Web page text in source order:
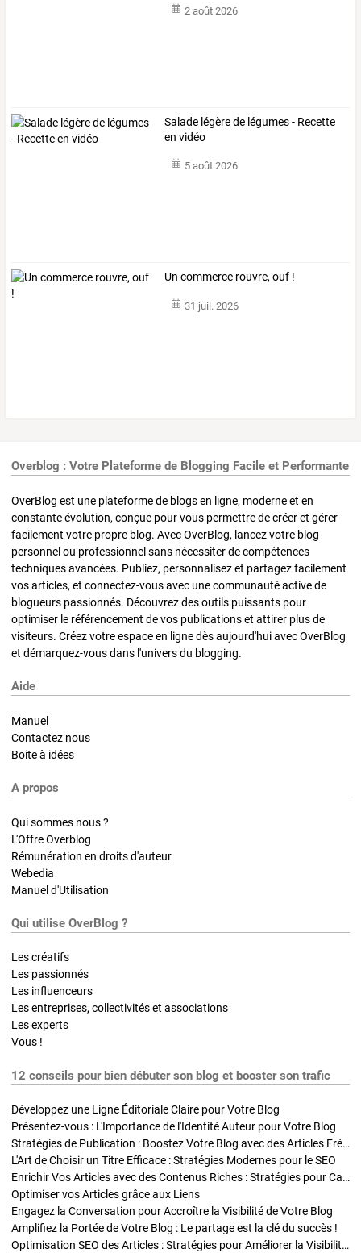
2 août 2026
Salade légère de légumes - Recette
en vidéo
5 août 2026
Un commerce rouvre, ouf !
31 juil. 2026
Overblog : Votre Plateforme de Blogging Facile et Performante
OverBlog est une plateforme de blogs en ligne, moderne et en
constante évolution, conçue pour vous permettre de créer et gérer
facilement votre propre blog. Avec OverBlog, lancez votre blog
personnel ou professionnel sans nécessiter de compétences
techniques avancées. Publiez, personnalisez et partagez facilement
vos articles, et connectez-vous avec une communauté active de
blogueurs passionnés. Découvrez des outils puissants pour
optimiser le référencement de vos publications et attirer plus de
visiteurs. Créez votre espace en ligne dès aujourd'hui avec OverBlog
et démarquez-vous dans l'univers du blogging.
Aide
Manuel
Contactez nous
Boite à idées
A propos
Qui sommes nous ?
L'Offre Overblog
Rémunération en droits d'auteur
Webedia
Manuel d'Utilisation
Qui utilise OverBlog ?
Les créatifs
Les passionnés
Les influenceurs
Les entreprises, collectivités et associations
Les experts
Vous !
12 conseils pour bien débuter son blog et booster son trafic
Développez une Ligne Éditoriale Claire pour Votre Blog
Présentez-vous : L'Importance de l'Identité Auteur pour Votre Blog
Stratégies de Publication : Boostez Votre Blog avec des Articles Fréquents et Exclusifs
L'Art de Choisir un Titre Efficace : Stratégies Modernes pour le SEO
Enrichir Vos Articles avec des Contenus Riches : Stratégies pour Captiver et Optimiser
Optimiser vos Articles grâce aux Liens
Engagez la Conversation pour Accroître la Visibilité de Votre Blog
Amplifiez la Portée de Votre Blog : Le partage est la clé du succès !
Optimisation SEO des Articles : Stratégies pour Améliorer la Visibilité de Votre Blog